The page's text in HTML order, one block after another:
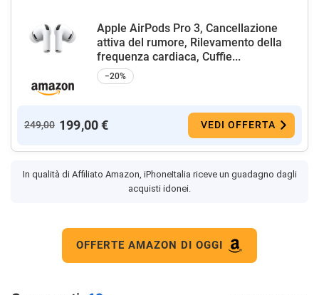
Apple AirPods Pro 3, Cancellazione
attiva del rumore, Rilevamento della
frequenza cardiaca, Cuffie...
−20%
249,00 199,00 € VEDI OFFERTA
In qualità di Affiliato Amazon, iPhoneItalia riceve un guadagno dagli
acquisti idonei.
OFFERTE AMAZON DI OGGI